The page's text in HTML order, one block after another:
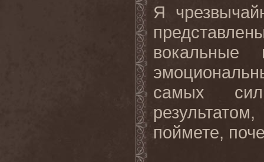
Я
самых
поймете,